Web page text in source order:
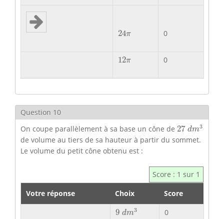
24π
24π 0
12π
12π 0
Question 10
On coupe parallèlement à sa base un cône de 27 dm3
27 d 3
de volume au tiers de sa hauteur à partir du sommet.
Le volume du petit cône obtenu est :
Score : 1 sur 1
Votre réponse
Choix Score
9 dm3
9dm3 0